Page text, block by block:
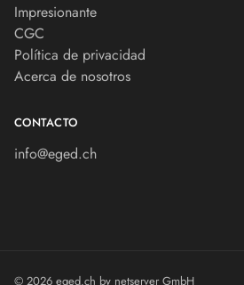
Impresionante
CGC
Política de privacidad
Acerca de nosotros
CONTACTO
info@eged.ch
© 2026 eged.ch by netserver GmbH